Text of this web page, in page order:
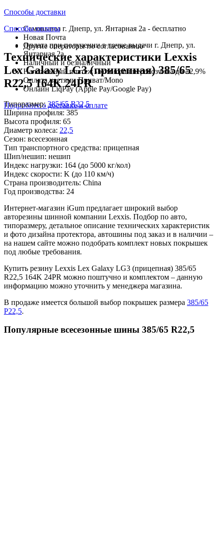
Способы доставки
Самовывоз г. Днепр, ул. Янтарная 2а - бесплатно
Новая Почта
Другие операторы по согласованию
Способы оплаты
Оплата при получении в точке выдачи г. Днепр, ул.
Янтарная 2а
Наличный и безналичный
Наложенный платеж - комиссия перевозчика до +2,9%
Оплата частями Приват/Mono
Онлайн LiqPay (Apple Pay/Google Pay)
Подробнее о доставке и оплате
Технические характеристики Lexxis
Lex Galaxy LG3 (прицепная) 385/65
R22,5 164K 24PR
Типоразмер:385/65 R22,5
Ширина профиля: 385
Высота профиля: 65
Диаметр колеса: 22,5
Сезон: всесезонная
Тип транспортного средства: прицепная
Шип/нешип: нешип
Индекс нагрузки: 164 (до 5000 кг/кол)
Индекс скорости: K (до 110 км/ч)
Страна производитель: China
Год производства: 24
Интернет-магазин iGum предлагает широкий выбор
авторезины шинной компании Lexxis. Подбор по авто,
типоразмеру, детальное описание технических характеристик
и фото дизайна протектора, автошины под заказ и в наличии –
на нашем сайте можно подобрать комплект новых покрышек
под любые требования.
Купить резину Lexxis Lex Galaxy LG3 (прицепная) 385/65
R22,5 164K 24PR можно поштучно и комплектом – данную
информацию можно уточнить у менеджера магазина.
В продаже имеется большой выбор покрышек размера 385/65
Р22,5.
Популярные всесезонные шины 385/65 R22,5